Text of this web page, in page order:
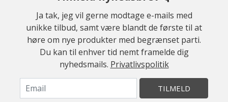
Ja tak, jeg vil gerne modtage e-mails med
unikke tilbud, samt være blandt de første til at
høre om nye produkter med begrænset parti.
Du kan til enhver tid nemt framelde dig
nyhedsmails. Privatlivspolitik
TILMELD